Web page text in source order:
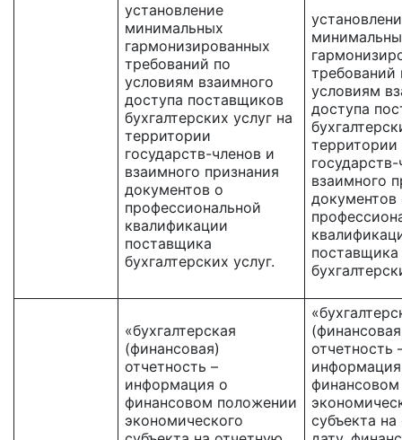
установление
минимальных
гармонизированных
требований по
условиям взаимного
доступа поставщиков
бухгалтерских услуг на
территории
государств-членов и
взаимного признания
документов о
профессиональной
квалификации
поставщика
бухгалтерских услуг.
требований
условиям
доступа
территории
взаимного
документов
поставщика
«бухгалтерская
(финансовая)
отчетность –
информация о
финансовом положении
экономического
отчетность
субъекта